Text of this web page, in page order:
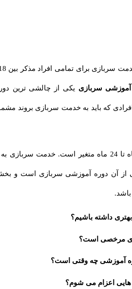
در قوانین کشور ما گذراندن خدمت سربازی برای تمامی افراد مذکر بین 18 تا
سربازییکی از چالشی ترین دوران
که باید به خدمت سربازی بروند مشمول
مدت خدمت سربازی از 17 ماه تا 24 ماه متغیر است. خدمت سربازی به دو
دوره آموزشی سربازی است و بخشی
داشته باشیم؟
مرخصی است؟
چه وقتی است؟
اعزام می شوم؟